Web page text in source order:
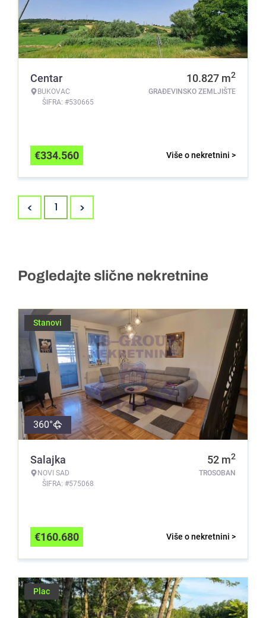
Centar
BUKOVAC
ŠIFRA: #530665
10.827 m2
GRAĐEVINSKO ZEMLJIŠTE
Više o nekretnini >
€334.560
< 1 >
Pogledajte slične nekretnine
Stanovi
360°
Salajka
NOVI SAD
ŠIFRA: #575068
52 m2
TROSOBAN
Više o nekretnini >
€160.680
Plac